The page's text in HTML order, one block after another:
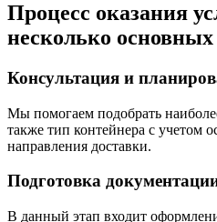
Процесс оказания
несколько основных
Консультация и
Мы помогаем подобрать
также тип контейнера с учетом
направления доставки.
Подготовка
В данный этап входит